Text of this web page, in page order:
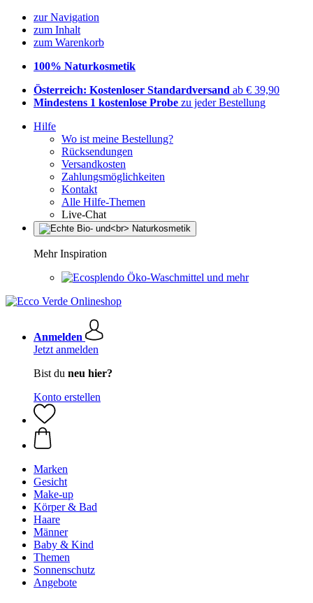
zur Navigation
zum Inhalt
zum Warenkorb
100% Naturkosmetik
Österreich: Kostenloser Standardversand ab € 39,90
Mindestens 1 kostenlose Probe zu jeder Bestellung
Hilfe
Wo ist meine Bestellung?
Rücksendungen
Versandkosten
Zahlungsmöglichkeiten
Kontakt
Alle Hilfe-Themen
Live-Chat
Mehr Inspiration
Öko-Waschmittel und mehr
Anmelden
Jetzt anmelden
Bist du neu hier?
Konto erstellen
Marken
Gesicht
Make-up
Körper & Bad
Haare
Männer
Baby & Kind
Themen
Sonnenschutz
Angebote